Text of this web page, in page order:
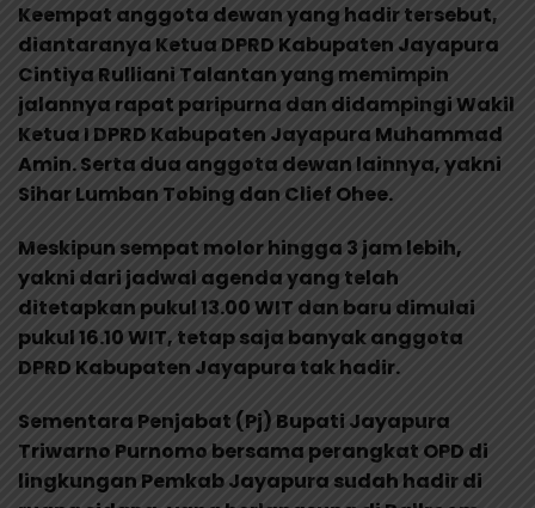
Keempat anggota dewan yang hadir tersebut,
diantaranya Ketua DPRD Kabupaten Jayapura
Cintiya Rulliani Talantan yang memimpin
jalannya rapat paripurna dan didampingi Wakil
Ketua I DPRD Kabupaten Jayapura Muhammad
Amin. Serta dua anggota dewan lainnya, yakni
Sihar Lumban Tobing dan Clief Ohee.
Meskipun sempat molor hingga 3 jam lebih,
yakni dari jadwal agenda yang telah
ditetapkan pukul 13.00 WIT dan baru dimulai
pukul 16.10 WIT, tetap saja banyak anggota
DPRD Kabupaten Jayapura tak hadir.
Sementara Penjabat (Pj) Bupati Jayapura
Triwarno Purnomo bersama perangkat OPD di
lingkungan Pemkab Jayapura sudah hadir di